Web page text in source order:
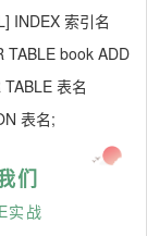
INDEX 索引名
TABLE book ADD
表名
表名;
们
实战